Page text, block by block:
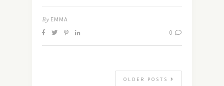
By EMMA
0
OLDER POSTS